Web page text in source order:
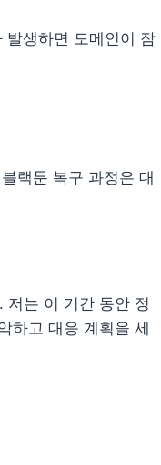
발생하면 도메인이 잠
랙툰 복구 과정은 대
저는 이 기간 동안 정
하고 대응 계획을 세